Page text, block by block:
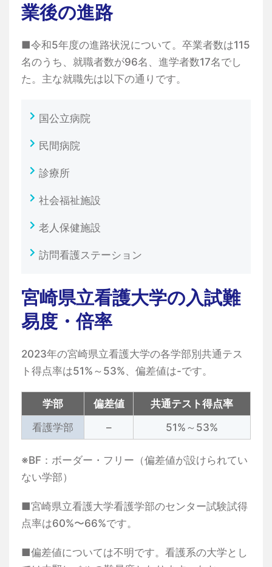
業後の進路
■令和5年度の進路状況について。卒業者数は115
名のうち、就職者数が96名、進学者数17名でし
た。主な就職先は以下の通りです。
国公立病院
民間病院
診療所
社会福祉施設
老人保健施設
訪問看護ステーション
宮崎県立看護大学の入試難
易度・倍率
2023年の宮崎県立看護大学の各学部別共通テス
ト得点率は51%～53%、偏差値は-です。
学部 偏差値
共通テスト得点率
看護学部
– 51%～53%
※BF：ボーダー・フリー（偏差値が設けられてい
ない学部）
■宮崎県立看護大学看護学部のセンター試験試得
点率は60%〜66%です。
■偏差値については不明です。看護系の大学とし